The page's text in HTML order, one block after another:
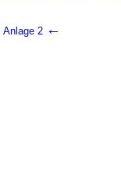
Anlage 2 ←